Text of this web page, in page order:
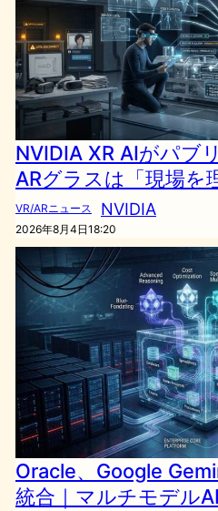
NVIDIA XR AIがパブ
ARグラスは「現場を
VR/ARニュース NVIDIA
2026年8月4日18:20
Oracle、Google
統合｜マルチモデル